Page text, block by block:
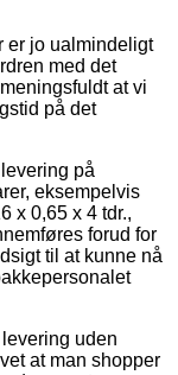
er jo ualmindeligt
med det
at vi
på det
på
eksempelvis
x 0,65 x 4 tdr.,
forud for
til at kunne nå
uden
at man shopper